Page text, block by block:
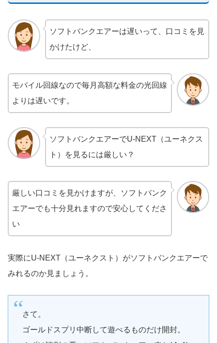
ソフトバンクエアーは遅いって、口コミを見
かけたけど、
モバイル回線なので毎月高額な料金の光回線
よりは遅いです。
ソフトバンクエアーでU-NEXT（ユーネクス
ト）を見るには厳しい？
厳しい口コミを見かけますが、ソフトバンク
エアーでも十分見れますので安心してくださ
い
実際にU-NEXT（ユーネクスト）がソフトバンクエアーで
みれるのか見ましょう。
さて。
ゴールドスプリ中断して遊べるものだけ開封。